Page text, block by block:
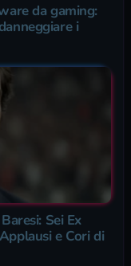
da gaming:
i
Sei Ex
e Cori di